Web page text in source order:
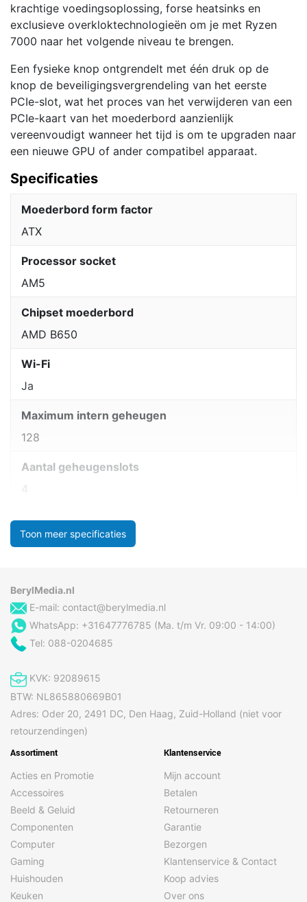
krachtige voedingsoplossing, forse heatsinks en
exclusieve overkloktechnologieën om je met Ryzen
7000 naar het volgende niveau te brengen.
Een fysieke knop ontgrendelt met één druk op de
knop de beveiligingsvergrendeling van het eerste
PCIe-slot, wat het proces van het verwijderen van een
PCIe-kaart van het moederbord aanzienlijk
vereenvoudigt wanneer het tijd is om te upgraden naar
een nieuwe GPU of ander compatibel apparaat.
Specificaties
Moederbord form factor
ATX
Processor socket
AM5
Chipset moederbord
AMD B650
Wi-Fi
Ja
Maximum intern geheugen
128
Aantal geheugenslots
4
Toon meer specificaties
BerylMedia.nl
E-mail: contact@berylmedia.nl
WhatsApp: +31647776785 (Ma. t/m Vr. 09:00 - 14:00)
Tel: 088-0204685
KVK: 92089615
BTW: NL865880669B01
Adres: Oder 20, 2491 DC, Den Haag, Zuid-Holland (niet voor
retourzendingen)
Assortiment
Acties en Promotie
Accessoires
Beeld & Geluid
Componenten
Computer
Gaming
Huishouden
Keuken
Klantenservice
Mijn account
Betalen
Retourneren
Garantie
Bezorgen
Klantenservice & Contact
Koop advies
Over ons